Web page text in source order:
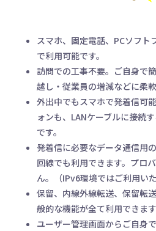
スマホ、固定電話、PCソフト
で利用可能です。
訪問での工事不要。ご自身で
越し・従業員の増減などに柔
外出中でもスマホで発着信可
ォンも、LANケーブルに接続
です。
発着信に必要なデータ通信用
回線でも利用できます。プロ
ん。（IPv6環境ではご利用い
保留、内線外線転送、保留転
般的な機能が全て利用できます
ユーザー管理画面からご自身